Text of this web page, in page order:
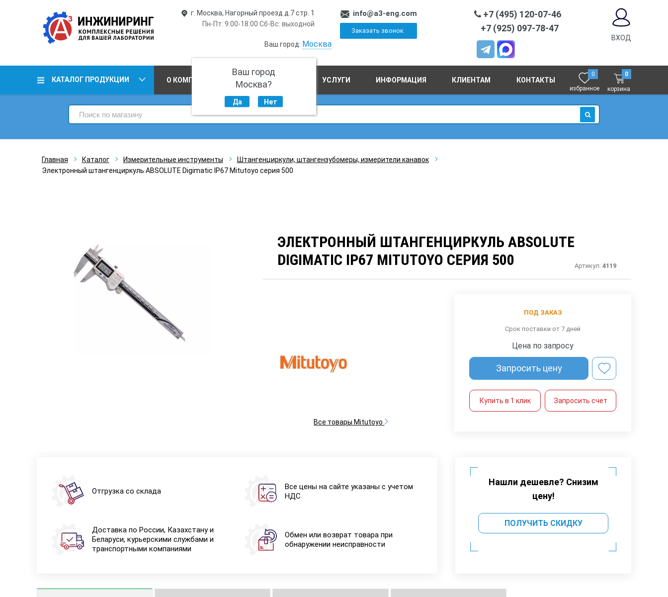
г. Москва, Нагорный проезд д.7 стр. 1
Пн-Пт: 9:00-18:00 Сб-Вс: выходной
Ваш город: Москва
Ваш город
Москва?
Да Нет
info@a3-eng.com
Заказать звонок
+7 (495) 120-07-46
+7 (925) 097-78-47
ВХОД
КАТАЛОГ ПРОДУКЦИИ О КОМПАНИИ ПРОИЗВОДСТВО УСЛУГИ ИНФОРМАЦИЯ КЛИЕНТАМ КОНТАКТЫ
0
избранное
0
корзина
ИСКАТЬ
Главная Каталог Измерительные инструменты
Штангенциркули, штангензубомеры, измерители канавок
Электронный штангенциркуль ABSOLUTE Digimatic IP67 Mitutoyo серия 500
ЭЛЕКТРОННЫЙ ШТАНГЕНЦИРКУЛЬ ABSOLUTE
DIGIMATIC IP67 MITUTOYO СЕРИЯ 500
Артикул:4119
Все товары Mitutoyo
ПОД ЗАКАЗ
Срок поставки от 7 дней
Цена по запросу
Запросить цену
Купить в 1 клик Запросить счет
Отгрузка со склада
Все цены на сайте указаны с учетом
НДС
Доставка по России, Казахстану и
Беларуси, курьерскими службами и
транспортными компаниями
Обмен или возврат товара при
обнаружении неисправности
Нашли дешевле? Снизим
цену!
ПОЛУЧИТЬ СКИДКУ